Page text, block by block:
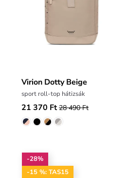
Virion Dotty Beige
sport roll-top hátizsák
21 370 Ft 28 490 Ft
-28%
-15 %: TAS15